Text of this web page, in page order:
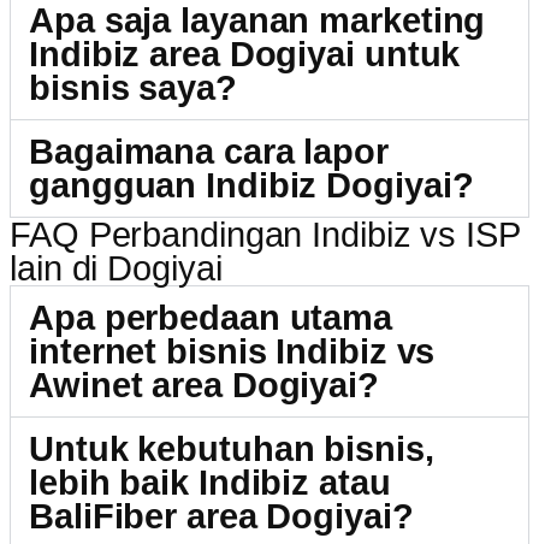
Apa saja layanan marketing
Indibiz area Dogiyai untuk
bisnis saya?
Bagaimana cara lapor
gangguan Indibiz Dogiyai?
FAQ Perbandingan Indibiz vs ISP
lain di Dogiyai
Apa perbedaan utama
internet bisnis Indibiz vs
Awinet area Dogiyai?
Untuk kebutuhan bisnis,
lebih baik Indibiz atau
BaliFiber area Dogiyai?